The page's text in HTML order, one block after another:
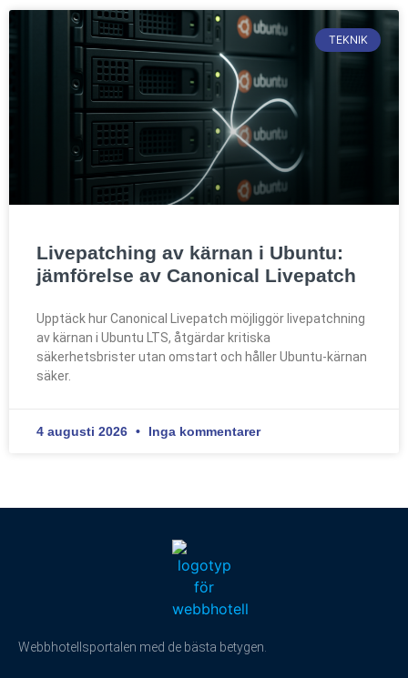
TEKNIK
Livepatching av kärnan i Ubuntu:
jämförelse av Canonical Livepatch
Upptäck hur Canonical Livepatch möjliggör livepatchning
av kärnan i Ubuntu LTS, åtgärdar kritiska
säkerhetsbrister utan omstart och håller Ubuntu-kärnan
säker.
4 augusti 2026 Inga kommentarer
Webbhotellsportalen med de bästa betygen.